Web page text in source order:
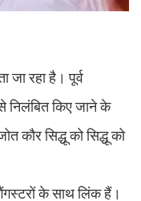
जा रहा है। पूर्व
निलंबित किए जाने के
कौर सिद्धू को सिद्धू को
के साथ लिंक हैं।